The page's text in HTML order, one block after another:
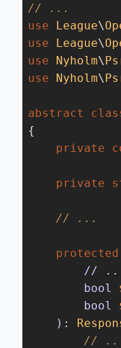
// ...
use
League\
use
League\
use
Nyholm\
use
Nyholm\
abstract
{
private
private
// ...
protected
//
        bool
        bool
    )
:
//